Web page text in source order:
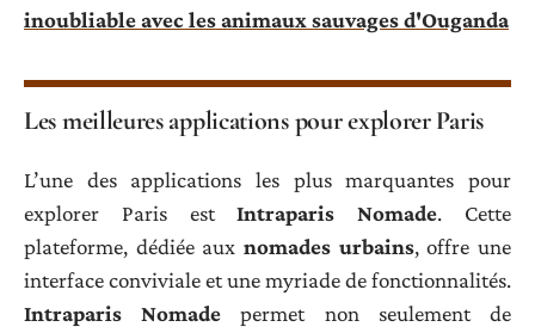
inoubliable avec les animaux sauvages d'Ouganda
Les meilleures applications pour explorer Paris
L’une des applications les plus marquantes pour
explorer Paris estIntraparis Nomade. Cette
plateforme, dédiée aux nomades urbains, offre une
interface conviviale et une myriade de fonctionnalités.
Intraparis Nomade permet non seulement de